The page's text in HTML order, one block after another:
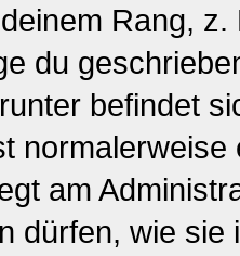
Rang,
du
befindet
am
dürfen, wie